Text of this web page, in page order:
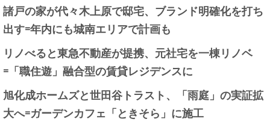
諸戸の家が代々木上原で邸宅、ブランド明確化を打ち
出す=年内にも城南エリアで計画も
リノべると東急不動産が提携、元社宅を一棟リノベ
=「職住遊」融合型の賃貸レジデンスに
旭化成ホームズと世田谷トラスト、「雨庭」の実証拡
大へ=ガーデンカフェ「ときそら」に施工